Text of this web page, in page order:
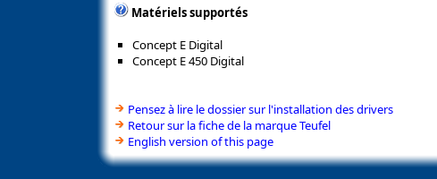
Matériels supportés
Concept E Digital
Concept E 450 Digital
Pensez à lire le dossier sur l'installation des drivers
Retour sur la fiche de la marque Teufel
English version of this page